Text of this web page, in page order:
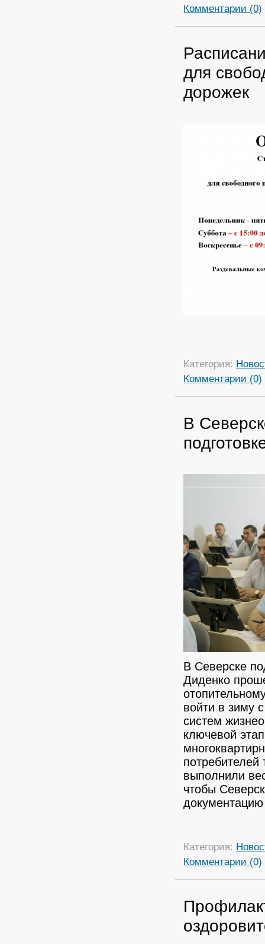
Комментарии (0)
для
дорожек
Категория:
Комментарии (0)
В
В Северске
Диденко
войти в зиму
систем
ключевой
выполнили
чтобы
Категория:
Комментарии (0)